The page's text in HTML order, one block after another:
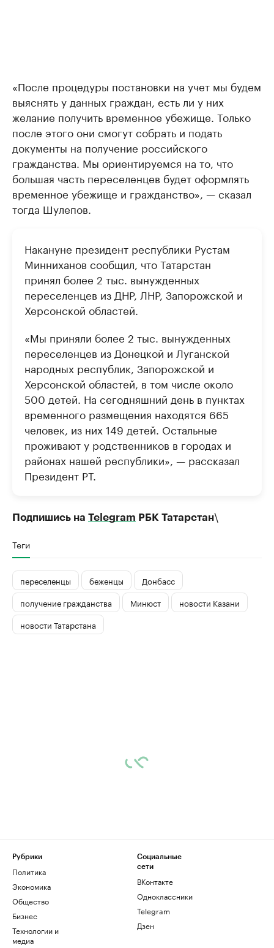
«После процедуры постановки на учет мы будем
выяснять у данных граждан, есть ли у них
желание получить временное убежище. Только
после этого они смогут собрать и подать
документы на получение российского
гражданства. Мы ориентируемся на то, что
большая часть переселенцев будет оформлять
временное убежище и гражданство», — сказал
тогда Шулепов.
Накануне президент республики Рустам
Минниханов сообщил, что Татарстан
принял более 2 тыс. вынужденных
переселенцев из ДНР, ЛНР, Запорожской и
Херсонской областей.
«Мы приняли более 2 тыс. вынужденных
переселенцев из Донецкой и Луганской
народных республик, Запорожской и
Херсонской областей, в том числе около
500 детей. На сегодняшний день в пунктах
временного размещения находятся 665
человек, из них 149 детей. Остальные
проживают у родственников в городах и
районах нашей республики», — рассказал
Президент РТ.
Подпишись на Telegram РБК Татарстан\
Теги
переселенцы беженцы
Донбасс
получение гражданства
Минюст
новости Казани
новости Татарстана
Рубрики
Политика
Экономика
Общество
Бизнес
Технологии и
медиа
Социальные
сети
ВКонтакте
Одноклассники
Telegram
Дзен